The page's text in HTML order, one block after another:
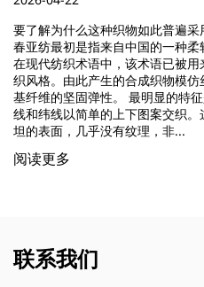
要了解为什么这种织物如此普遍采
春亚纺最初是指来自中国的一种柔
在现代纺织术语中，该术语已被用
织风格。由此产生的合成织物模仿
基纤维的坚固弹性。 最明显的特征
线和纬线以简单的上下图案交织。
坦的表面，几乎没有纹理，非...
阅读更多
联系我们